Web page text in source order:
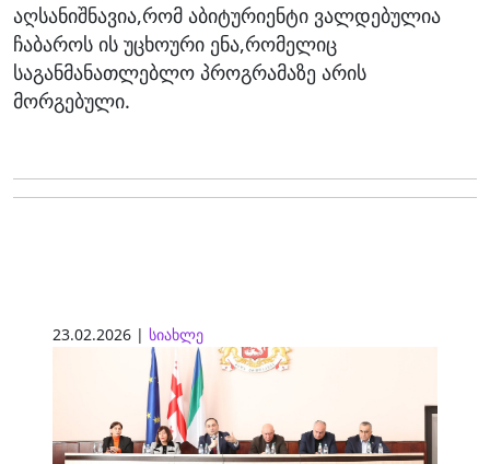
აღსანიშნავია,რომ აბიტურიენტი ვალდებულია
ჩაბაროს ის უცხოური ენა,რომელიც
საგანმანათლებლო პროგრამაზე არის
მორგებული.
23.02.2026 | სიახლე